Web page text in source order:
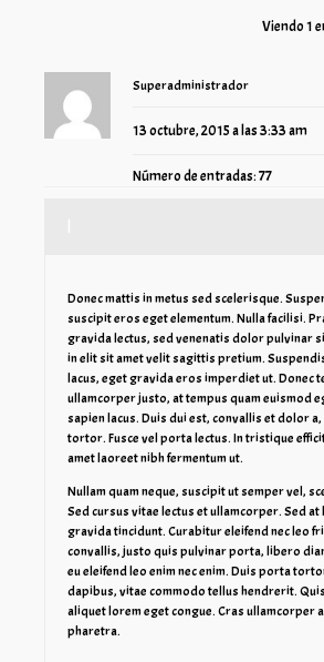
Viendo 1
Superadministrador
13 octubre, 2015 a las 3:33 am
Número de entradas: 77
Donec mattis in metus sed scelerisque.
suscipit eros eget elementum. Nulla facilisi.
gravida lectus, sed venenatis dolor pulvinar
in elit sit amet velit sagittis pretium.
lacus, eget gravida eros imperdiet ut. Donec
ullamcorper justo, at tempus quam euismod
sapien lacus. Duis dui est, convallis et dolor
tortor. Fusce vel porta lectus. In tristique
amet laoreet nibh fermentum ut.
Nullam quam neque, suscipit ut semper vel,
Sed cursus vitae lectus et ullamcorper. Sed
gravida tincidunt. Curabitur eleifend nec leo
convallis, justo quis pulvinar porta, libero
eu eleifend leo enim nec enim. Duis porta
dapibus, vitae commodo tellus hendrerit.
aliquet lorem eget congue. Cras ullamcorper
pharetra.